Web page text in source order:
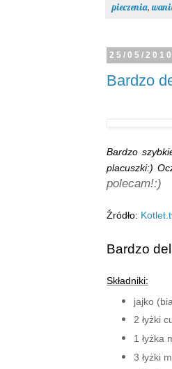
pieczenia,
25/05/
Bardzo
Bardzo
placuszki:)
polecam!:)
Źródło:
Bardzo
Składniki:
jajko
2 łyżki
1 łyżka
3 łyżki